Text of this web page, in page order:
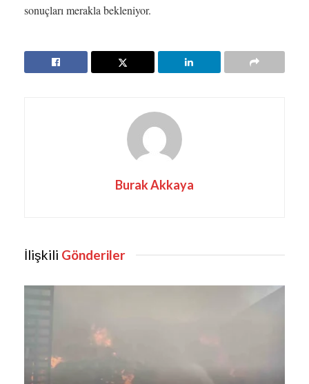
sonuçları merakla bekleniyor.
Burak Akkaya
İlişkili Gönderiler